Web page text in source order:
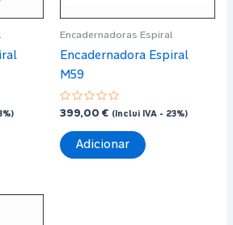
Encadernadoras Espiral
Encadernadora Espiral
M59
Avaliação
de
5
399,00 € (Inclui IVA - 23%)
Adicionar